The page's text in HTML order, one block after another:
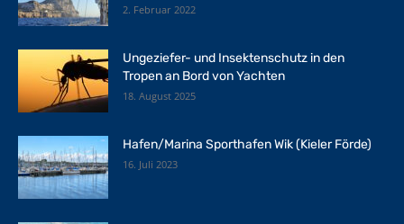
2. Februar 2022
Ungeziefer- und Insektenschutz in den
Tropen an Bord von Yachten
18. August 2025
Hafen/Marina Sporthafen Wik (Kieler Förde)
16. Juli 2023